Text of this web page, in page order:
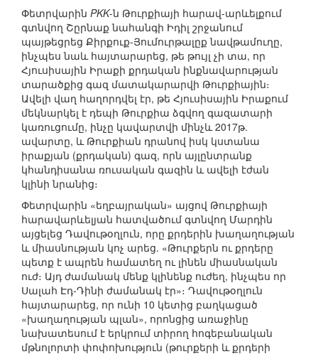
Փետրվարին PKK-ն Թուրքիայի հարավ-արևելքում
գտնվող Շըրնաք նահանգի Իդիլ շրջանում
պայթեցրեց Քիրքուք-Յումուրթալըք նավթամուղը,
ինչպես նաև հայտարարեց, թե թույլ չի տա, որ
Հյուսիսային Իրաքի քրդական ինքնավարության
տարածքից գազ մատակարարվի Թուրքիային։
Ավելի վաղ հաղորդվել էր, թե Հյուսիսային Իրաքում
մեկնարկել է դեպի Թուրքիա ձգվող գազատարի
կառուցումը, ինչը կավարտվի մինչև 2017թ.
ավարտը, և Թուրքիան դրանով իսկ կստանա
իրաքյան (քրդական) գազ, որն այլընտրանք
կհանդիսանա ռուսական գազին և ավելի էժան
կլինի նրանից։
Փետրվարին «եղբայրական» այցով Թուրքիայի
հարավարևելյան հատվածում գտնվող Մարդին
այցելեց Դավութօղլուն, որը քրդերին խաղաղության
և միասնության կոչ արեց. «Թուրքերն ու քրդերը
պետք է ապրեն համատեղ ու լինեն միասնական
ուժ։ Այդ ժամանակ մենք կլինենք ուժեղ, ինչպես որ
Սալահ Էդ-Դինի ժամանակ էր»։ Դավութօղլուն
հայտարարեց, որ ունի 10 կետից բաղկացած
«խաղաղության պլան», որոնցից առաջինը
նախատեսում է երկրում տիրող հոգեբանական
մթնոլորտի փոփոխություն (թուրքերի և քրդերի